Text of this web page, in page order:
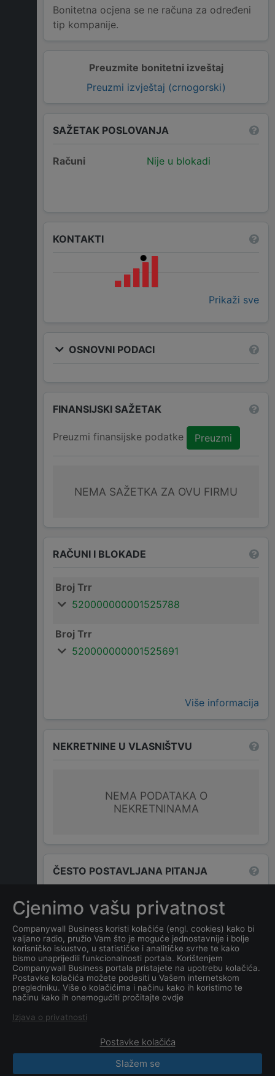
Preuzmite bonitetni izveštaj
Preuzmi izvještaj (crnogorski)
Bonitetna ocjena se ne računa za određeni
tip kompanije.
SAŽETAK POSLOVANJA
Računi Nije u blokadi
KONTAKTI
Prikaži sve
OSNOVNI PODACI
FINANSIJSKI SAŽETAK
Preuzmi finansijske podatke Preuzmi
NEMA SAŽETKA ZA OVU FIRMU
RAČUNI I BLOKADE
Broj Trr
520000000001525788
Broj Trr
520000000001525691
Više informacija
NEKRETNINE U VLASNIŠTVU
NEMA PODATAKA O
NEKRETNINAMA
ČESTO POSTAVLJANA PITANJA
Koja je adresa tvrtke
STAMBENA ZGRADA
"NIKOLJAC II" ?
Koji je datum osnivanja
tvrtkeSTAMBENA ZGRADA
"NIKOLJAC II"?
CompanyWall Business © 2026
korišćenja | Izjava o privatnosti
Cjenimo vašu privatnost
Companywall Business koristi kolačiće (engl. cookies) kako bi
valjano radio, pružio Vam što je moguće jednostavnije i bolje
korisničko iskustvo, u statističke i analitičke svrhe te kako
bismo unaprijedili funkcionalnosti portala. Korištenjem
Companywall Business portala pristajete na upotrebu kolačića.
Postavke kolačića možete podesiti u Vašem internetskom
pregledniku. Više o kolačićima i načinu kako ih koristimo te
načinu kako ih onemogućiti pročitajte ovdje
Izjava o privatnosti
Postavke kolačića
Slažem se